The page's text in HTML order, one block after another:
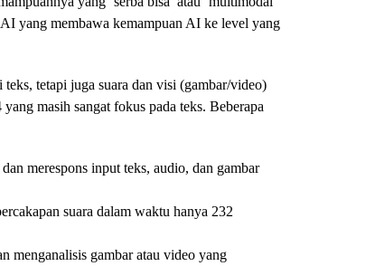
yang membawa kemampuan AI ke level yang
tetapi juga suara dan visi (gambar/video)
masih sangat fokus pada teks. Beberapa
merespons input teks, audio, dan gambar
suara dalam waktu hanya 232
menganalisis gambar atau video yang